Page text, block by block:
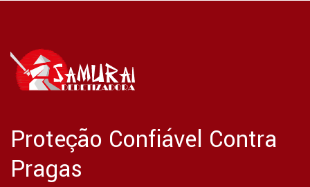
Proteção Confiável Contra
Pragas